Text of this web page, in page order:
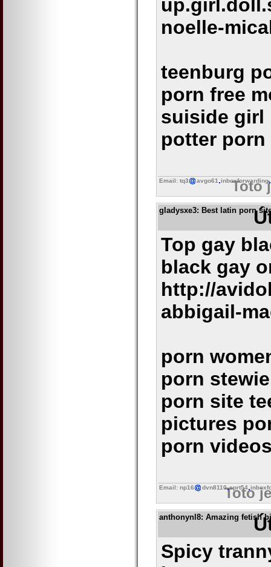
noelle-
teenburg
porn free
suiside girl
potter porn
Email: tq3 avgo61 inboxforwarding
Toto
gladysxe3: Best latin porn
Top gay
black gay
http://
abbigail-
porn
porn
porn site
pictures
porn
Email: np16 dvn8110 cprt54
Toto
anthonynl8: Amazing fetish
Spicy